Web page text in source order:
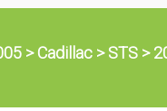
>Cadillac >STS >